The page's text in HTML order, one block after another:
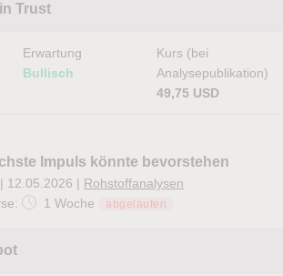
Trust
Erwartung
Bullisch
Kurs (bei
Analysepublikation)
49,75 USD
Impuls könnte bevorstehen
| 12.05.2026 | Rohstoffanalysen
1 Woche abgelaufen